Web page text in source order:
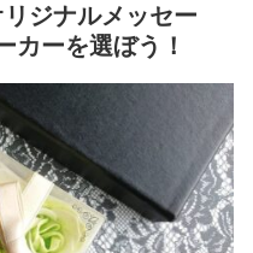
ジナルメッセー
カーを選ぼう！